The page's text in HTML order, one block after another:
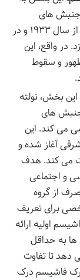
جنبش های
فاشیستی، رابطه فاشیسم و آنتی فاشیسم از سال ۱۹۳۳ و در
در واقع، این
و سقوط
این بخش، نولته
جنبش های
می کند. این
آغاز شده و
می کند. هدف
و اجتماعی
از گروه
برای تعریف
اولیه ارائه
به حداقل
دهد تا تفاوت
فاشیسم درک